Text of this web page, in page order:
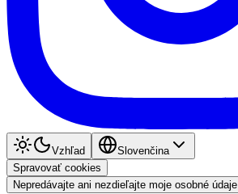
Vzhľad
Slovenčina
Spravovať cookies
Nepredávajte ani nezdieľajte moje osobné údaje